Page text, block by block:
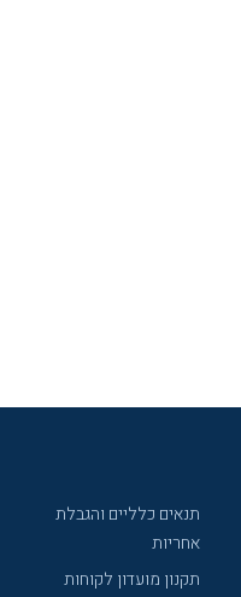
תנאים כלליים והגבלת
אחריות
תקנון מועדון לקוחות